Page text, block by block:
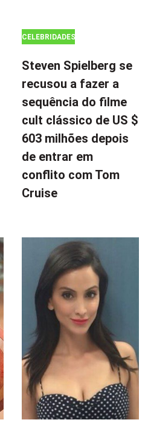
CELEBRIDADES
Steven Spielberg se
recusou a fazer a
sequência do filme
cult clássico de US $
603 milhões depois
de entrar em
conflito com Tom
Cruise